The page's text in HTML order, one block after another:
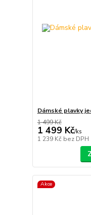
Dámské plavky
1 499 Kč
1 499 Kč/ks
1 239 Kč bez DPH
Akce